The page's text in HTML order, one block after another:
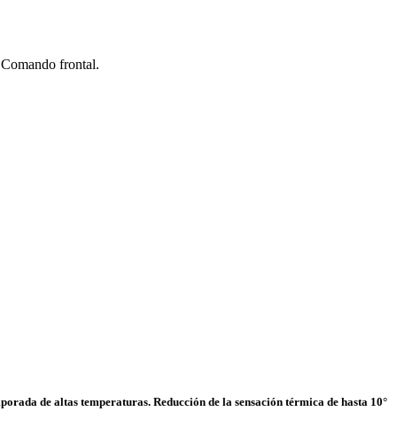
frontal.
de altas temperaturas. Reducción de la sensación térmica de hasta 10°